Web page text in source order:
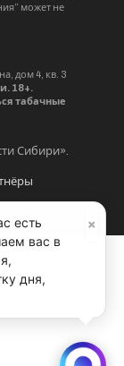
может не
дом 4, кв. 3
18+.
табачные
Сибири».
×
есть
вас в
дня,